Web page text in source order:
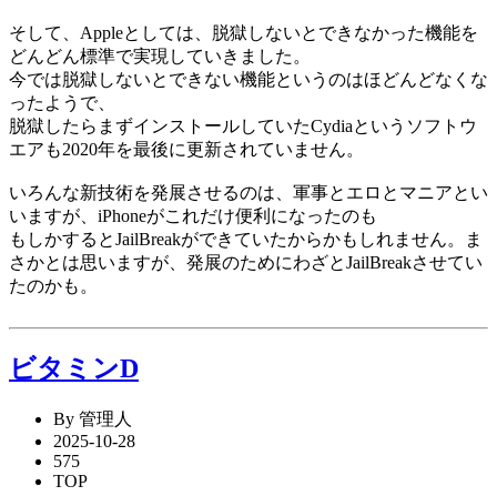
そして、Appleとしては、脱獄しないとできなかった機能を
どんどん標準で実現していきました。
今では脱獄しないとできない機能というのはほどんどなくな
ったようで、
脱獄したらまずインストールしていたCydiaというソフトウ
エアも2020年を最後に更新されていません。
いろんな新技術を発展させるのは、軍事とエロとマニアとい
いますが、iPhoneがこれだけ便利になったのも
もしかするとJailBreakができていたからかもしれません。ま
さかとは思いますが、発展のためにわざとJailBreakさせてい
たのかも。
ビタミンD
By 管理人
2025-10-28
575
TOP